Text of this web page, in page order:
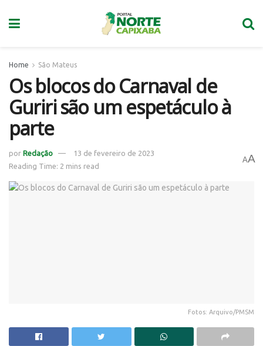
Home São Mateus
Os blocos do Carnaval de
Guriri são um espetáculo à
parte
por Redação
13 de fevereiro de 2023
Reading Time: 2 mins read
AA
Fotos: Arquivo/PMSM